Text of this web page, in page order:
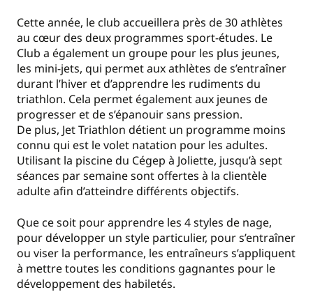
Cette année, le club accueillera près de 30 athlètes
au cœur des deux programmes sport-études. Le
Club a également un groupe pour les plus jeunes,
les mini-jets, qui permet aux athlètes de s’entraîner
durant l’hiver et d’apprendre les rudiments du
triathlon. Cela permet également aux jeunes de
progresser et de s’épanouir sans pression.
De plus, Jet Triathlon détient un programme moins
connu qui est le volet natation pour les adultes.
Utilisant la piscine du Cégep à Joliette, jusqu’à sept
séances par semaine sont offertes à la clientèle
adulte afin d’atteindre différents objectifs.
Que ce soit pour apprendre les 4 styles de nage,
pour développer un style particulier, pour s’entraîner
ou viser la performance, les entraîneurs s’appliquent
à mettre toutes les conditions gagnantes pour le
développement des habiletés.